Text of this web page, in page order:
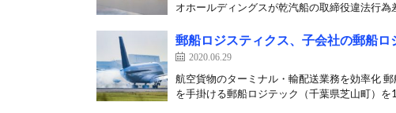
オホールディングスが乾汽船の取締役違法行為
郵船ロジスティクス、子会社の郵船
2020.06.29
航空貨物のターミナル・輸配送業務を効率化
を手掛ける郵船ロジテック（千葉県芝山町）を